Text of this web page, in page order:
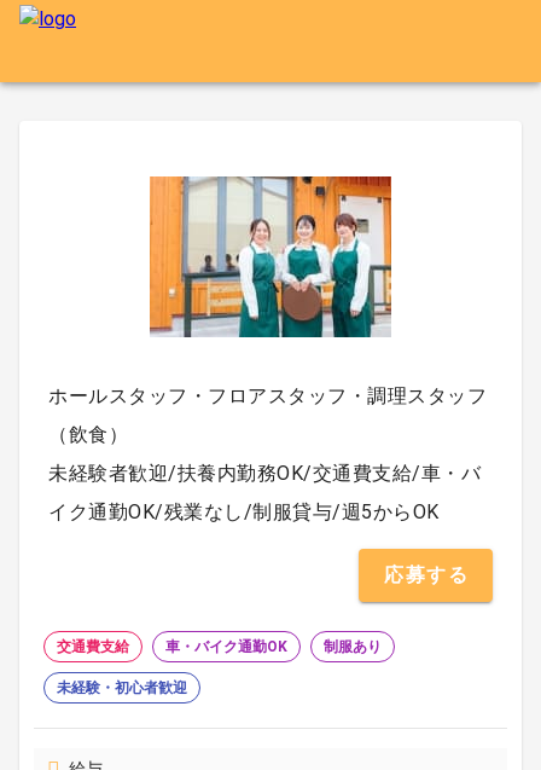
ホールスタッフ・フロアスタッフ・調理スタッフ
（飲食）
未経験者歓迎/扶養内勤務OK/交通費支給/車・バ
イク通勤OK/残業なし/制服貸与/週5からOK
応募する
交通費支給 車・バイク通勤OK 制服あり
未経験・初心者歓迎